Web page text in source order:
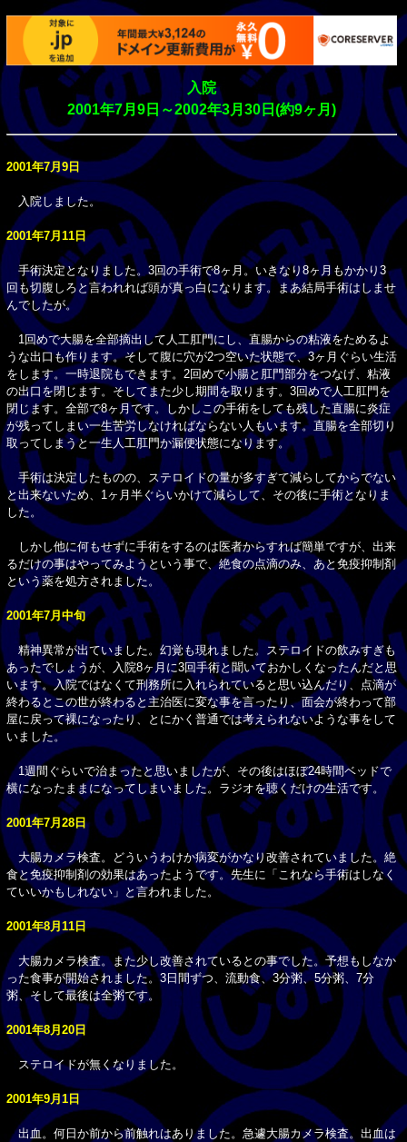
入院
2001年7月9日～2002年3月30日(約9ヶ月)
2001年7月9日
入院しました。
2001年7月11日
手術決定となりました。3回の手術で8ヶ月。いきなり8ヶ月もかかり3
回も切腹しろと言われれば頭が真っ白になります。まあ結局手術はしませ
んでしたが。
1回めで大腸を全部摘出して人工肛門にし、直腸からの粘液をためるよ
うな出口も作ります。そして腹に穴が2つ空いた状態で、3ヶ月ぐらい生活
をします。一時退院もできます。2回めで小腸と肛門部分をつなげ、粘液
の出口を閉じます。そしてまた少し期間を取ります。3回めで人工肛門を
閉じます。全部で8ヶ月です。しかしこの手術をしても残した直腸に炎症
が残ってしまい一生苦労しなければならない人もいます。直腸を全部切り
取ってしまうと一生人工肛門か漏便状態になります。
手術は決定したものの、ステロイドの量が多すぎて減らしてからでない
と出来ないため、1ヶ月半ぐらいかけて減らして、その後に手術となりま
した。
しかし他に何もせずに手術をするのは医者からすれば簡単ですが、出来
るだけの事はやってみようという事で、絶食の点滴のみ、あと免疫抑制剤
という薬を処方されました。
2001年7月中旬
精神異常が出ていました。幻覚も現れました。ステロイドの飲みすぎも
あったでしょうが、入院8ヶ月に3回手術と聞いておかしくなったんだと思
います。入院ではなくて刑務所に入れられていると思い込んだり、点滴が
終わるとこの世が終わると主治医に変な事を言ったり、面会が終わって部
屋に戻って裸になったり、とにかく普通では考えられないような事をして
いました。
1週間ぐらいで治まったと思いましたが、その後はほぼ24時間ベッドで
横になったままになってしまいました。ラジオを聴くだけの生活です。
2001年7月28日
大腸カメラ検査。どういうわけか病変がかなり改善されていました。絶
食と免疫抑制剤の効果はあったようです。先生に「これなら手術はしなく
ていいかもしれない」と言われました。
2001年8月11日
大腸カメラ検査。また少し改善されているとの事でした。予想もしなか
った食事が開始されました。3日間ずつ、流動食、3分粥、5分粥、7分
粥、そして最後は全粥です。
2001年8月20日
ステロイドが無くなりました。
2001年9月1日
出血。何日か前から前触れはありました。急遽大腸カメラ検査。出血は